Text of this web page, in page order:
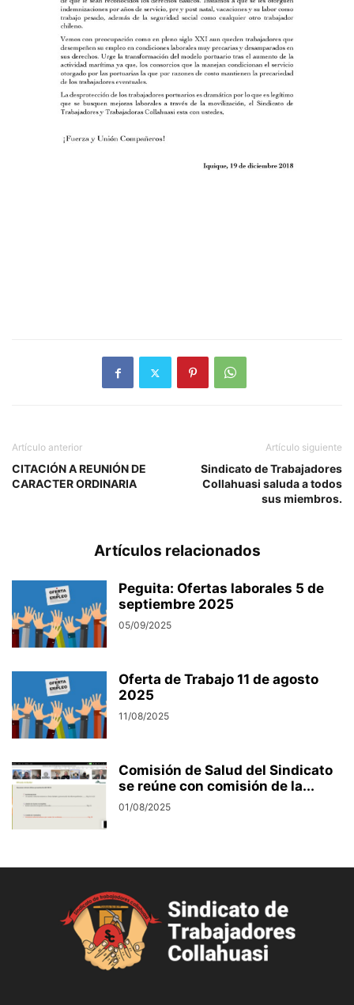
Artículo anterior
CITACIÓN A REUNIÓN DE
CARACTER ORDINARIA
Artículo siguiente
Sindicato de Trabajadores
Collahuasi saluda a todos
sus miembros.
Artículos relacionados
Peguita: Ofertas laborales 5 de
septiembre 2025
05/09/2025
Oferta de Trabajo 11 de agosto
2025
11/08/2025
Comisión de Salud del Sindicato
se reúne con comisión de la...
01/08/2025